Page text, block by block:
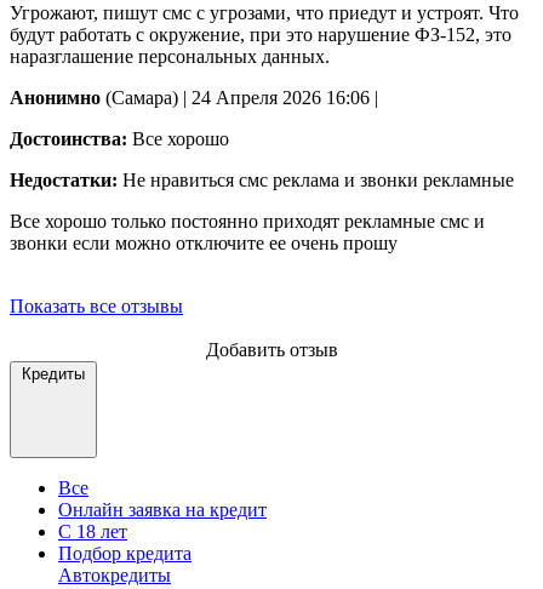
Угрожают, пишут смс с угрозами, что приедут и устроят. Что
будут работать с окружение, при это нарушение ФЗ-152, это
наразглашение персональных данных.
Анонимно (Самара) | 24 Апреля 2026 16:06 |
Достоинства: Все хорошо
Недостатки: Не нравиться смс реклама и звонки рекламные
Все хорошо только постоянно приходят рекламные смс и
звонки если можно отключите ее очень прошу
Показать все отзывы
Добавить отзыв
Кредиты
Все
Онлайн заявка на кредит
С 18 лет
Подбор кредита
Автокредиты